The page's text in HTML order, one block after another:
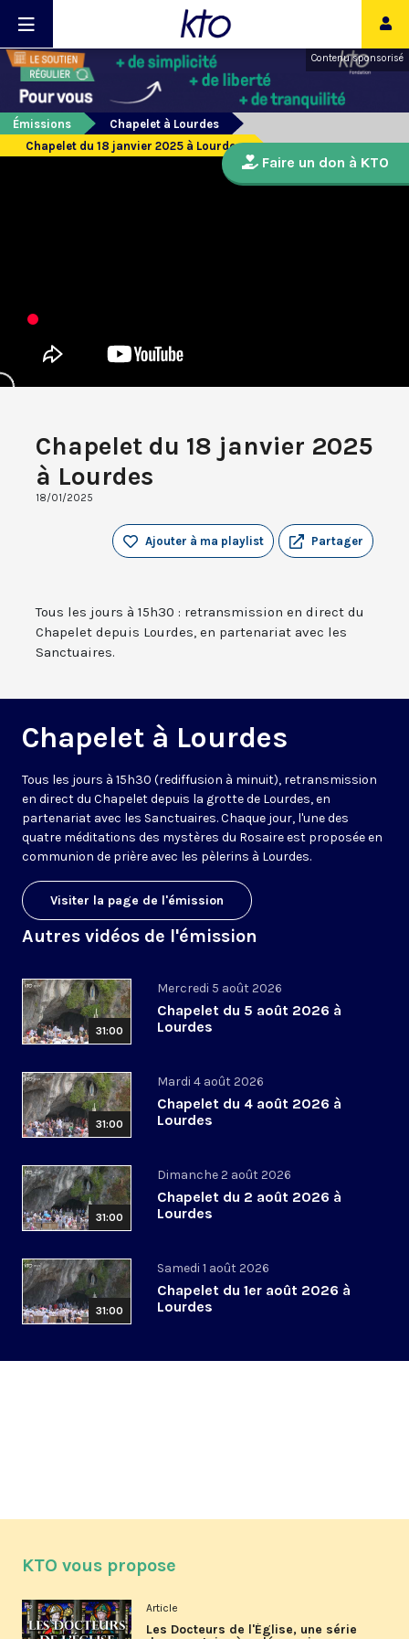
Contenu sponsorisé
Émissions
Chapelet à Lourdes
Chapelet du 18 janvier 2025 à Lourdes
Chapelet du 18 janvier 2025
à Lourdes
18/01/2025
Partager
Ajouter à ma playlist
Tous les jours à 15h30 : retransmission en direct du
Chapelet depuis Lourdes, en partenariat avec les
Sanctuaires.
Chapelet à Lourdes
Tous les jours à 15h30 (rediffusion à minuit), retransmission
en direct du Chapelet depuis la grotte de Lourdes, en
partenariat avec les Sanctuaires. Chaque jour, l'une des
quatre méditations des mystères du Rosaire est proposée en
communion de prière avec les pèlerins à Lourdes.
Visiter la page de l'émission
Autres vidéos de l'émission
31:00
Mercredi 5 août 2026
Chapelet du 5 août 2026 à
Lourdes
31:00
Mardi 4 août 2026
Chapelet du 4 août 2026 à
Lourdes
31:00
Dimanche 2 août 2026
Chapelet du 2 août 2026 à
Lourdes
31:00
Samedi 1 août 2026
Chapelet du 1er août 2026 à
Lourdes
Faire un don à KTO
KTO vous propose
Article
Les Docteurs de l'Église, une série